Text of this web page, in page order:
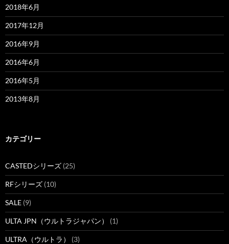
2018年6月
2017年12月
2016年9月
2016年6月
2016年5月
2013年8月
カテゴリー
CASTEDシリーズ (25)
RFシリーズ (10)
SALE (9)
ULTA JPN（ウルトラジャパン） (1)
ULTRA（ウルトラ） (3)